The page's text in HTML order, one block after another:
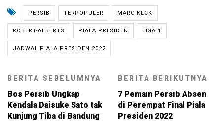
PERSIB TERPOPULER MARC KLOK
ROBERT-ALBERTS PIALA PRESIDEN LIGA 1
JADWAL PIALA PRESIDEN 2022
BERITA SEBELUMNYA
Bos Persib Ungkap
Kendala Daisuke Sato tak
Kunjung Tiba di Bandung
BERITA BERIKUTNYA
7 Pemain Persib Absen
di Perempat Final Piala
Presiden 2022